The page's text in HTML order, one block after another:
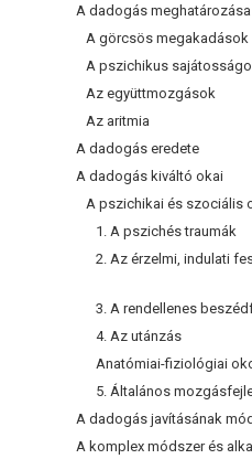
A dadogás
A görcsös megakadások
A pszichikus
Az együttmozgások
Az aritmia
A dadogás eredete
A dadogás kiváltó okai
A pszichikai és szociális
1. A pszichés traumák
2. Az érzelmi, indulati
3. A rendellenes
4. Az utánzás
Anatómiai-fiziológiai
5. Általános
A dadogás javításának